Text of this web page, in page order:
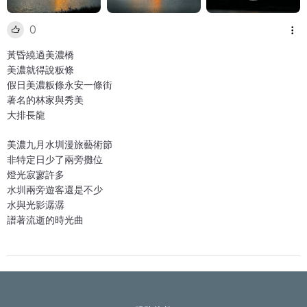
0
黃昏繞過美濃橋
美濃就得說粄條
假日美濃粄條永安一條街
著名的林家與秀美
大排長龍
美濃九月水圳漫旅藝術節
非特定日少了兩旁攤位
燈光寂寥許多
水圳兩旁遊客還是不少
水與光影潺潺
譜著流逝的時光曲